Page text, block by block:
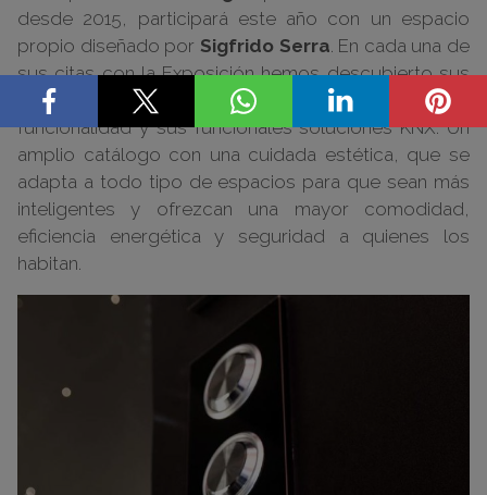
desde 2015, participará este año con un espacio
propio diseñado por Sigfrido Serra . En cada una de
sus citas con la Exposición hemos descubierto sus
novedosos mecanismos que aúnan diseño y
funcionalidad y sus funcionales soluciones KNX. Un
amplio catálogo con una cuidada estética, que se
adapta a todo tipo de espacios para que sean más
inteligentes y ofrezcan una mayor comodidad,
eficiencia energética y seguridad a quienes los
habitan.